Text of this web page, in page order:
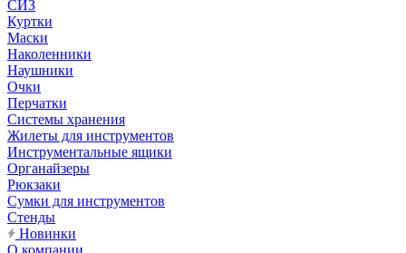
СИЗ
Куртки
Маски
Наколенники
Наушники
Очки
Перчатки
Системы хранения
Жилеты для инструментов
Инструментальные ящики
Органайзеры
Рюкзаки
Сумки для инструментов
Стенды
Новинки
О компании